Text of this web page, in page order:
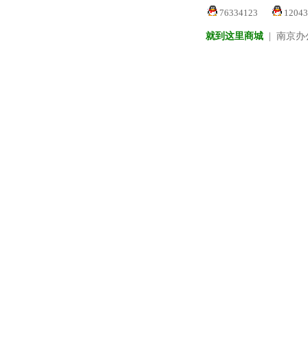
76334123
就到这里商城 南京办